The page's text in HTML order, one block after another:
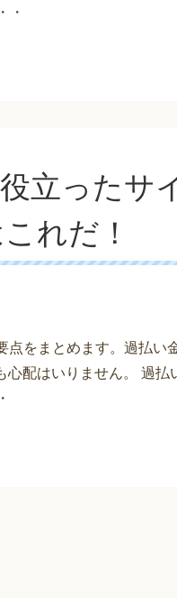
・
立ったサ
れだ！
点をまとめます。過払い
配はいりません。 過払